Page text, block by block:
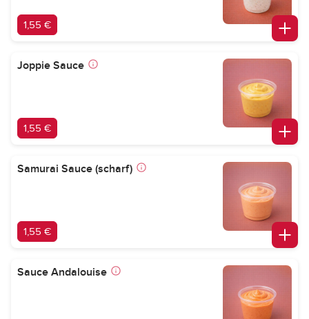
1,55 €
Joppie Sauce
1,55 €
Samurai Sauce (scharf)
1,55 €
Sauce Andalouise